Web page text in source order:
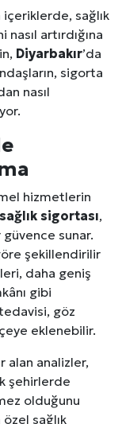
içeriklerde, sağlık
artırdığına
Diyarbakır’da
sigorta
nasıl
hizmetlerin
sigortası,
sunar.
şekillendirilir
daha geniş
gibi
göz
eklenebilir.
alan analizler,
şehirlerde
olduğunu
özel sağlık